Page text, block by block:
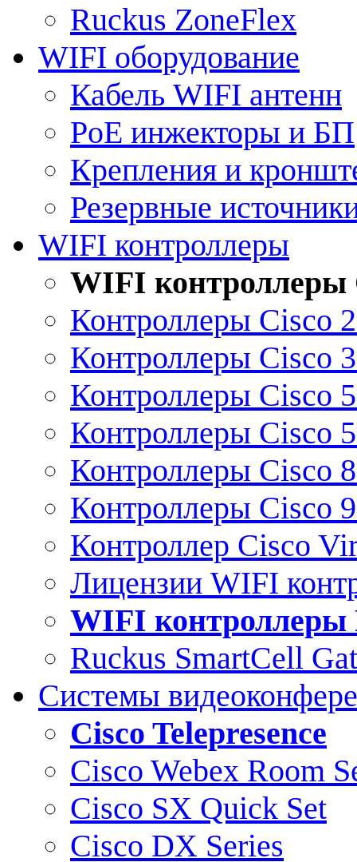
Ruckus ZoneFlex
WIFI оборудование
Кабель WIFI антенн
PoE инжекторы и БП
Крепления и
Резервные
WIFI контроллеры
WIFI контроллеры
Контроллеры Cisco
Контроллеры Cisco
Контроллеры Cisco
Контроллеры Cisco
Контроллеры Cisco
Контроллеры Cisco
Контроллер Cisco
Лицензии WIFI
WIFI контроллеры
Ruckus SmartCell
Системы
Cisco Telepresence
Cisco Webex Room
Cisco SX Quick Set
Cisco DX Series